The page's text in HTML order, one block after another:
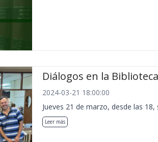
Diálogos en la
2024-03-21 18:00:00
Jueves 21 de marzo, desde las
Leer más